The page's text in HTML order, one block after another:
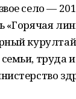
село —
«Горячая
труда